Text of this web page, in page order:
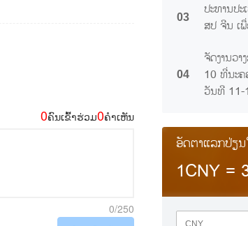
0ຄົນເຂົ້າຮ່ວມ0ຄຳເຫັນ
0/250
03
ປະທານປ
ສປ ຈີນ ເ
04
ຈັດງານວ
10 ທີ່ນະ
ວັນທີ 11-
ອັດຕາແລກປ່ຽ
1CNY =